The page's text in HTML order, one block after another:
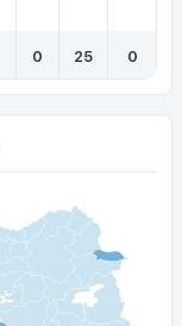
0 25 0